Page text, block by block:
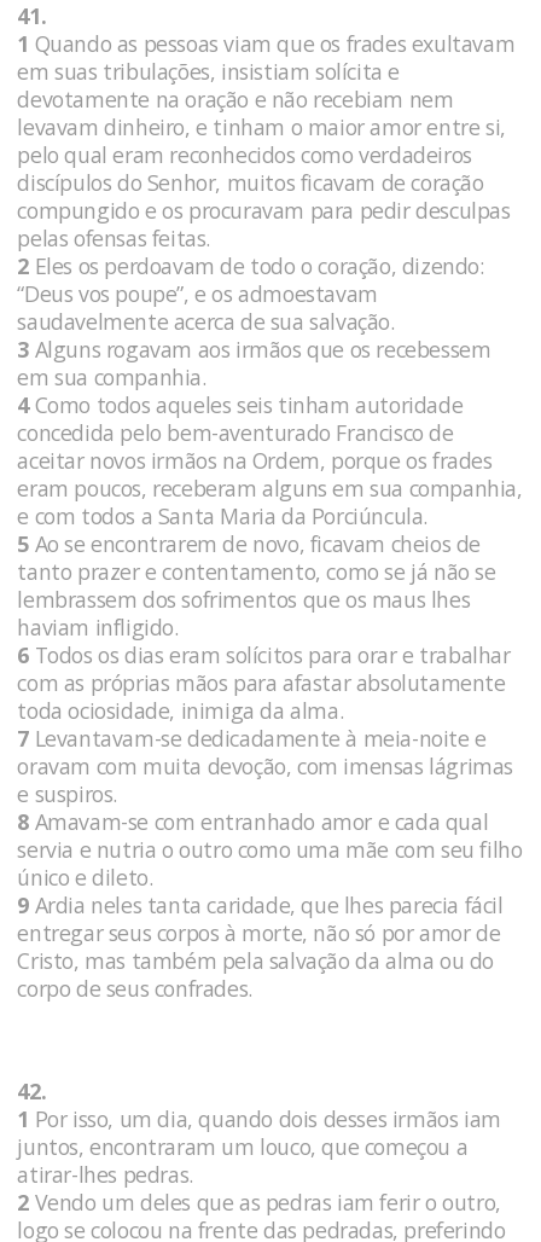
41.
1 Quando as pessoas viam que os frades exultavam
em suas tribulações, insistiam solícita e
devotamente na oração e não recebiam nem
levavam dinheiro, e tinham o maior amor entre si,
pelo qual eram reconhecidos como verdadeiros
discípulos do Senhor, muitos ficavam de coração
compungido e os procuravam para pedir desculpas
pelas ofensas feitas.
2 Eles os perdoavam de todo o coração, dizendo:
“Deus vos poupe”, e os admoestavam
saudavelmente acerca de sua salvação.
3 Alguns rogavam aos irmãos que os recebessem
em sua companhia.
4Como todos aqueles seis tinham autoridade
concedida pelo bem-aventurado Francisco de
aceitar novos irmãos na Ordem, porque os frades
eram poucos, receberam alguns em sua companhia,
e com todos a Santa Maria da Porciúncula.
5 Ao se encontrarem de novo, ficavam cheios de
tanto prazer e contentamento, como se já não se
lembrassem dos sofrimentos que os maus lhes
haviam infligido.
6 Todos os dias eram solícitos para orar e trabalhar
com as próprias mãos para afastar absolutamente
toda ociosidade, inimiga da alma.
7 Levantavam-se dedicadamente à meia-noite e
oravam com muita devoção, com imensas lágrimas
e suspiros.
8 Amavam-se com entranhado amor e cada qual
servia e nutria o outro como uma mãe com seu filho
único e dileto.
9 Ardia neles tanta caridade, que lhes parecia fácil
entregar seus corpos à morte, não só por amor de
Cristo, mas também pela salvação da alma ou do
corpo de seus confrades.
42.
1 Por isso, um dia, quando dois desses irmãos iam
juntos, encontraram um louco, que começou a
atirar-lhes pedras.
2 Vendo um deles que as pedras iam ferir o outro,
logo se colocou na frente das pedradas, preferindo